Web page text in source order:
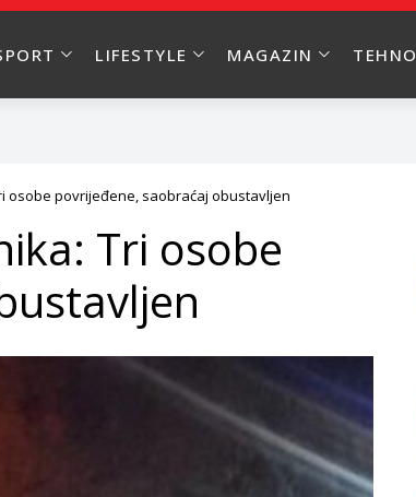
LIFESTYLE MAGAZIN TEHNO
osobe povrijeđene, saobraćaj obustavljen
Tri osobe